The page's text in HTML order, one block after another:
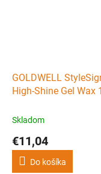
GOLDWELL
High-Shine Gel Wax
kučeravých vlasov
Skladom
€11,04
Do košíka